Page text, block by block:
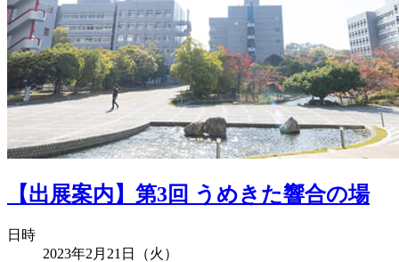
【出展案内】第3回 うめきた響合の場
日時
2023年2月21日（火）